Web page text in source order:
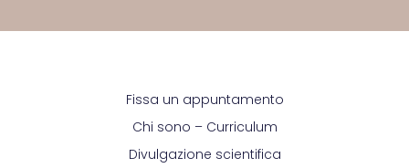
Fissa un appuntamento
Chi sono – Curriculum
Divulgazione scientifica